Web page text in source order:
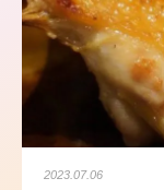
2023.07.06